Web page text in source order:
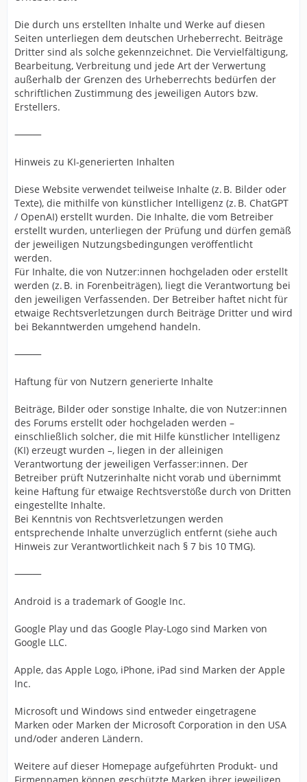
Die durch uns erstellten Inhalte und Werke auf diesen
Seiten unterliegen dem deutschen Urheberrecht. Beiträge
Dritter sind als solche gekennzeichnet. Die Vervielfältigung,
Bearbeitung, Verbreitung und jede Art der Verwertung
außerhalb der Grenzen des Urheberrechts bedürfen der
schriftlichen Zustimmung des jeweiligen Autors bzw.
Erstellers.
⸻
Hinweis zu KI-generierten Inhalten
Diese Website verwendet teilweise Inhalte (z. B. Bilder oder
Texte), die mithilfe von künstlicher Intelligenz (z. B. ChatGPT
/ OpenAI) erstellt wurden. Die Inhalte, die vom Betreiber
erstellt wurden, unterliegen der Prüfung und dürfen gemäß
der jeweiligen Nutzungsbedingungen veröffentlicht
werden.
Für Inhalte, die von Nutzer:innen hochgeladen oder erstellt
werden (z. B. in Forenbeiträgen), liegt die Verantwortung bei
den jeweiligen Verfassenden. Der Betreiber haftet nicht für
etwaige Rechtsverletzungen durch Beiträge Dritter und wird
bei Bekanntwerden umgehend handeln.
⸻
Haftung für von Nutzern generierte Inhalte
Beiträge, Bilder oder sonstige Inhalte, die von Nutzer:innen
des Forums erstellt oder hochgeladen werden –
einschließlich solcher, die mit Hilfe künstlicher Intelligenz
(KI) erzeugt wurden –, liegen in der alleinigen
Verantwortung der jeweiligen Verfasser:innen. Der
Betreiber prüft Nutzerinhalte nicht vorab und übernimmt
keine Haftung für etwaige Rechtsverstöße durch von Dritten
eingestellte Inhalte.
Bei Kenntnis von Rechtsverletzungen werden
entsprechende Inhalte unverzüglich entfernt (siehe auch
Hinweis zur Verantwortlichkeit nach § 7 bis 10 TMG).
⸻
Android is a trademark of Google Inc.
Google Play und das Google Play-Logo sind Marken von
Google LLC.
Apple, das Apple Logo, iPhone, iPad sind Marken der Apple
Inc.
Microsoft und Windows sind entweder eingetragene
Marken oder Marken der Microsoft Corporation in den USA
und/oder anderen Ländern.
Weitere auf dieser Homepage aufgeführten Produkt- und
Firmennamen können geschützte Marken ihrer jeweiligen